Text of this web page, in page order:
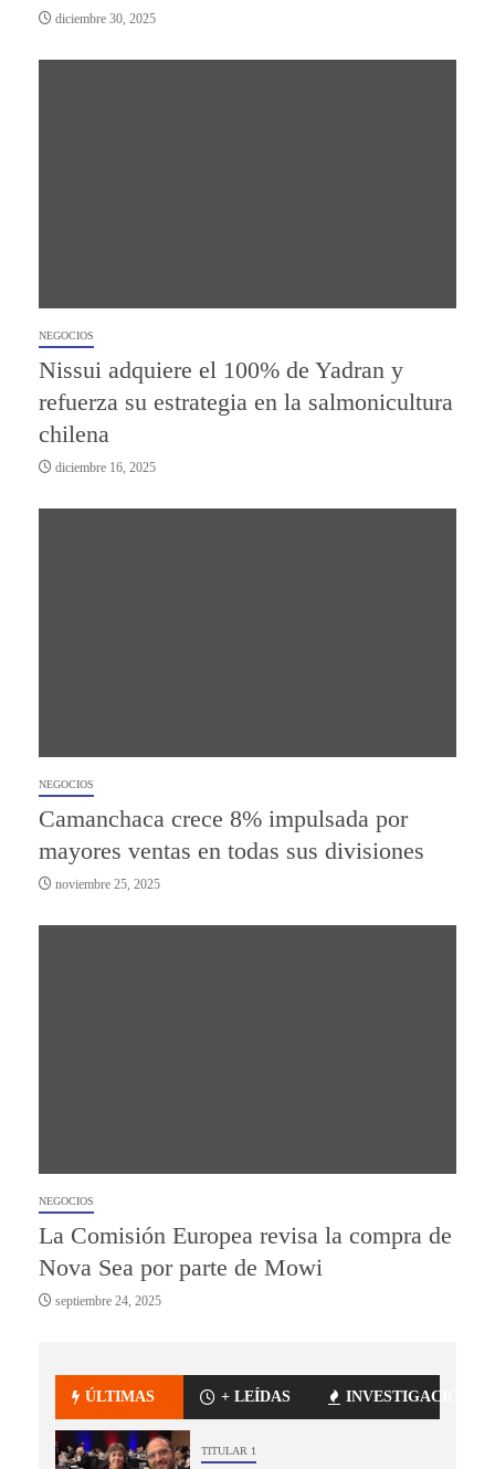
diciembre 30, 2025
NEGOCIOS
Nissui adquiere el 100% de Yadran y
refuerza su estrategia en la salmonicultura
chilena
diciembre 16, 2025
NEGOCIOS
Camanchaca crece 8% impulsada por
mayores ventas en todas sus divisiones
noviembre 25, 2025
NEGOCIOS
La Comisión Europea revisa la compra de
Nova Sea por parte de Mowi
septiembre 24, 2025
ÚLTIMAS + LEÍDAS INVESTIGACIÓN
TITULAR 1